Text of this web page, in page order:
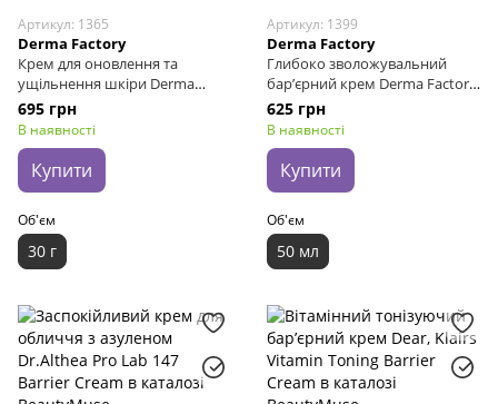
Артикул: 1365
Derma Factory
Крем для оновлення та
ущільнення шкіри Derma
Factory Bakuchiol 1% Сream, 30
г
695 грн
В наявності
Купити
Об'єм
30 г
Артикул: 1399
Derma Factory
Глибоко зволожувальний
бар’єрний крем Derma Factory
Cera – Panthenol 8% Intensive
Cream, 50 мл
625 грн
В наявності
Купити
Об'єм
50 мл